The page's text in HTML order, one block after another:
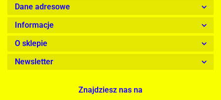
Dane adresowe
Informacje
O sklepie
Newsletter
Znajdziesz nas na